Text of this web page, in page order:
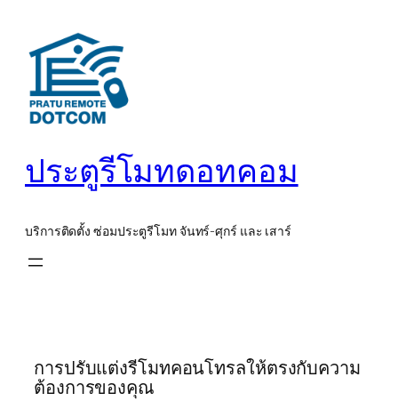
เนื้อหา
ประตูรีโมทดอทคอม
บริการติดตั้ง ซ่อมประตูรีโมท จันทร์-ศุกร์ และ เสาร์
การปรับแต่งรีโมทคอนโทรลให้ตรงกับความ
ต้องการของคุณ